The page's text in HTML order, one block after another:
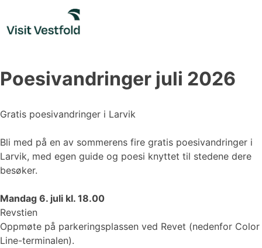
content
Poesivandringer juli 2026
Gratis poesivandringer i Larvik
Bli med på en av sommerens fire gratis poesivandringer i
Larvik, med egen guide og poesi knyttet til stedene dere
besøker.
Mandag 6. juli kl. 18.00
Revstien
Oppmøte på parkeringsplassen ved Revet (nedenfor Color
Line-terminalen).